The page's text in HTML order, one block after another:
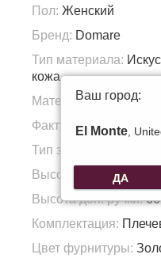
Пол: Женский
Бренд: Domare
Тип материала:
кожа
Материал подкладка:
Фактура материала:
Тип застежки:
Высота ручки:9
Высота доп. ручки:60
Комплектация:
Цвет фурнитуры:
Ваш город:
El Monte ,
ДА